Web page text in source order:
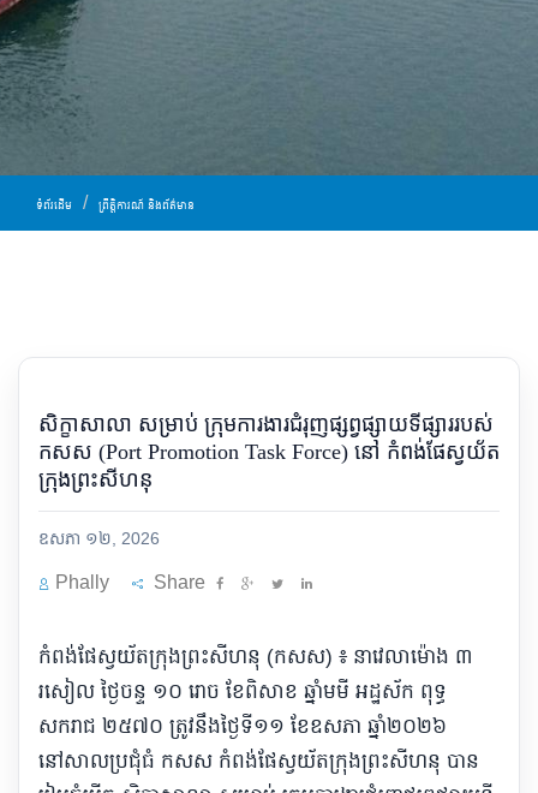
ទំព័រដើម ព្រឹត្តិការណ៍ និងព័ត៌មាន
សិក្ខាសាលា សម្រាប់ ក្រុមការងារជំរុញផ្សព្វផ្សាយទីផ្សាររបស់
កសស (Port Promotion Task Force) នៅ កំពង់ផែស្វយ័ត
ក្រុងព្រះសីហនុ
ឧសភា ១២, 2026
Phally Share
កំពង់ផែស្វយ័តក្រុងព្រះសីហនុ​ (កសស) ៖ នាវេលាម៉ោង ៣
រសៀល ថ្ងៃចន្ទ ១០ រោច ខែពិសាខ ឆ្នាំមមី អដ្ឋស័ក ពុទ្ធ
សករាជ ២៥៧០ ត្រូវនឹងថ្ងៃទី១១ ខែឧសភា ឆ្នាំ២០២៦
នៅសាលប្រជុំធំ កសស កំពង់ផែស្វយ័តក្រុងព្រះសីហនុ បាន